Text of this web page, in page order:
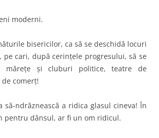
moderni.
bisericilor, ca să se deschidă locuri
pe cari, după cerinţele progresului, să se
măreţe şi cluburi politice, teatre de
comerţ!
să-ndrăznească a ridica glasul cineva! În
pentru dânsul, ar fi un om ridicul.